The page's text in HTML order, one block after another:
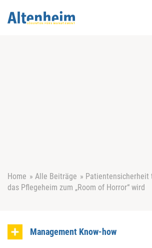
Home » Alle Beiträge » Patientensicherheit
das Pflegeheim zum „Room of Horror“ wird
Management Know-how